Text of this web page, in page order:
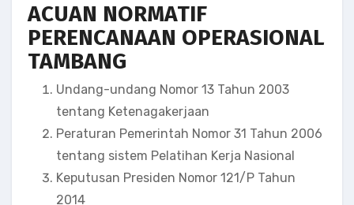
ACUAN NORMATIF
PERENCANAAN OPERASIONAL
TAMBANG
Undang-undang Nomor 13 Tahun 2003
tentang Ketenagakerjaan
Peraturan Pemerintah Nomor 31 Tahun 2006
tentang sistem Pelatihan Kerja Nasional
Keputusan Presiden Nomor 121/P Tahun
2014